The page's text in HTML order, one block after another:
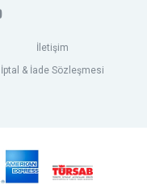
İletişim
İptal & İade Sözleşmesi